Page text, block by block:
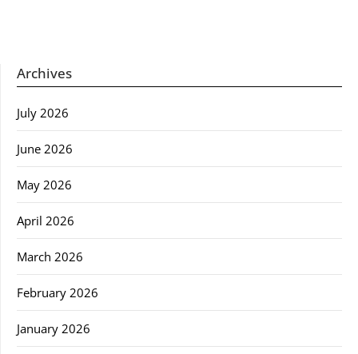
Archives
July 2026
June 2026
May 2026
April 2026
March 2026
February 2026
January 2026